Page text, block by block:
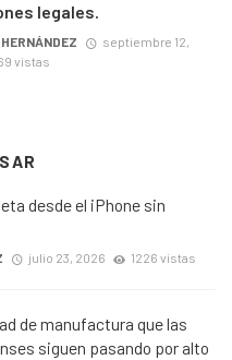
legales.
septiembre 12,
vistas
desde el iPhone sin
julio 23, 2026 1226 vistas
de manufactura que las
siguen pasando por alto